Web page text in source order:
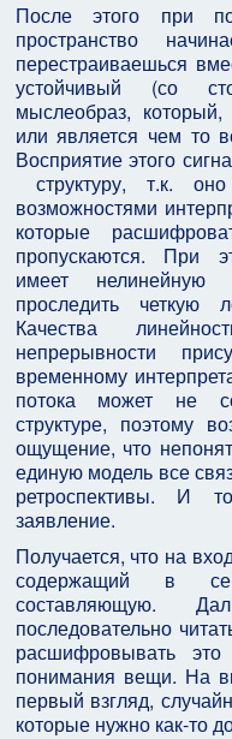
После этого при
пространство
перестраиваешься
устойчивый (со
мыслеобраз,
или является чем
Восприятие этого
структуру, т.к.
возможностями
которые
пропускаются. При
имеет нелинейную
проследить четкую
Качества
непрерывности
временному
потока может не
структуре, поэтому
ощущение, что
единую модель все
ретроспективы. И
заявление.
Получается, что на
содержащий в
составляющую.
последовательно
расшифровывать
понимания вещи. На
первый взгляд,
которые нужно как-то